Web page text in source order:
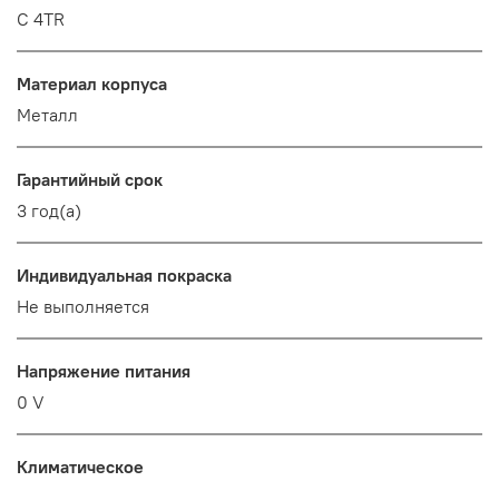
C 4TR
Материал корпуса
Металл
Гарантийный срок
3 год(а)
Индивидуальная покраска
Не выполняется
Напряжение питания
0 V
Климатическое